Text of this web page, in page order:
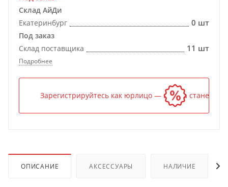
Склад АйДи
Екатеринбург
0 шт
Под заказ
Склад поставщика
11 шт
Подробнее
Зарегистрируйтесь как юрлицо — и цена станет
ОПИСАНИЕ АКСЕССУАРЫ НАЛИЧИЕ